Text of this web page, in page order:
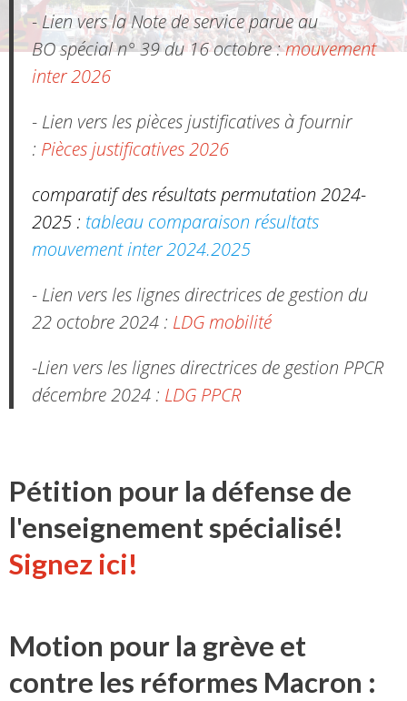
- Lien vers la Note de service parue au
BO spécial n° 39 du 16 octobre :mouvement
inter 2026
- Lien vers les pièces justificatives à fournir
: Pièces justificatives 2026
comparatif des résultats permutation 2024-
2025 : tableau comparaison résultats
mouvement inter 2024.2025
- Lien vers les lignes directrices de gestion du
22 octobre 2024 : LDG mobilité
-Lien vers les lignes directrices de gestion PPCR
décembre 2024 : LDG PPCR
Pétition pour la défense de
l'enseignement spécialisé!
Signez ici!
Motion pour la grève et
contre les réformes Macron :